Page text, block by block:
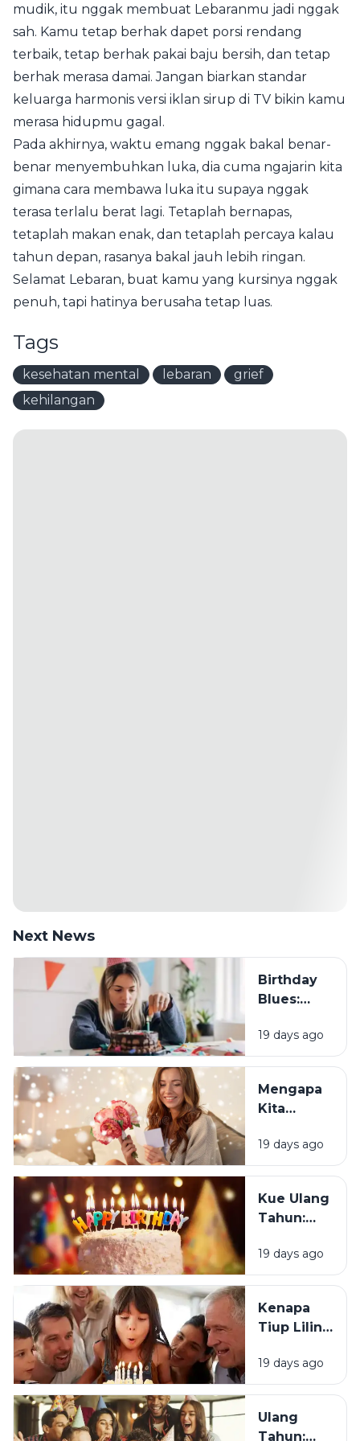
mudik, itu nggak membuat Lebaranmu jadi nggak
sah. Kamu tetap berhak dapet porsi rendang
terbaik, tetap berhak pakai baju bersih, dan tetap
berhak merasa damai. Jangan biarkan standar
keluarga harmonis versi iklan sirup di TV bikin kamu
merasa hidupmu gagal.
Pada akhirnya, waktu emang nggak bakal benar-
benar menyembuhkan luka, dia cuma ngajarin kita
gimana cara membawa luka itu supaya nggak
terasa terlalu berat lagi. Tetaplah bernapas,
tetaplah makan enak, dan tetaplah percaya kalau
tahun depan, rasanya bakal jauh lebih ringan.
Selamat Lebaran, buat kamu yang kursinya nggak
penuh, tapi hatinya berusaha tetap luas.
Tags
kesehatan mental lebaran
grief
kehilangan
Next News
Birthday
Blues:
Sebagian
Orang
Merasa
Sedih Saat
Tahun?
19 days ago
Mengapa
Kita
Mendapat
Ucapan
Tahun?
19 days ago
Kue Ulang
Tahun:
Tradisi Ini
Berawal?
19 days ago
Kenapa
Tiup Lilin
Tradisi
Saat Ulang
19 days ago
Ulang
Tahun: